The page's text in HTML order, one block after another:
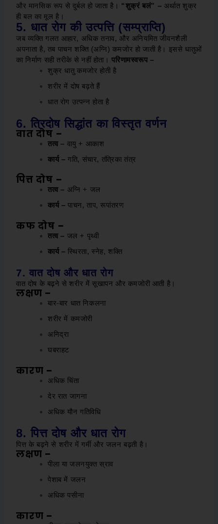
और मानसिक रूप से दुर्बल हो जाता है। “शुक्रं बलं” – अर्थात शुक्र
ही बल का मूल है।
5. धात रोग की उत्पत्ति (सम्प्राप्ति)
जब व्यक्ति गलत आहार, अधिक तनाव, और अनियमित जीवनशैली
अपनाता है, तब पाचन शक्ति (अग्नि) कमजोर हो जाती है। इससे धातुओं
का निर्माण सही तरीके से नहीं होता। परिणामस्वरूप –
शुक्र धातु कमजोर होती है
शरीर में दोष बढ़ते हैं
धात रोग उत्पन्न होता है
6. त्रिदोष सिद्धांत का विस्तृत वर्णन
वात दोष –
तत्व – वायु + आकाश
कार्य – गति, संचार, तंत्रिका तंत्र
पित्त दोष –
तत्व – अग्नि + जल
कार्य –पाचन, ताप, रूपांतरण
कफ दोष –
तत्व – जल + पृथ्वी
कार्य – स्थिरता, स्नेह, शक्ति
7. वात दोष और धात रोग
वात दोष के बढ़ने से शरीर में सूखापन और कमजोरी आती है।
लक्षण –
बार-बार धात निकलना
शरीर में कमजोरी
अनिद्रा
घबराहट
कारण –
अधिक चिंता
देर रात जागना
अधिक यौन गतिविधि
8. पित्त दोष और धात रोग
पित्त के बढ़ने से शरीर में गर्मी और जलन बढ़ती है।
लक्षण –
पीला या जलनयुक्त स्राव
पेशाब में जलन
अधिक पसीना
कारण –